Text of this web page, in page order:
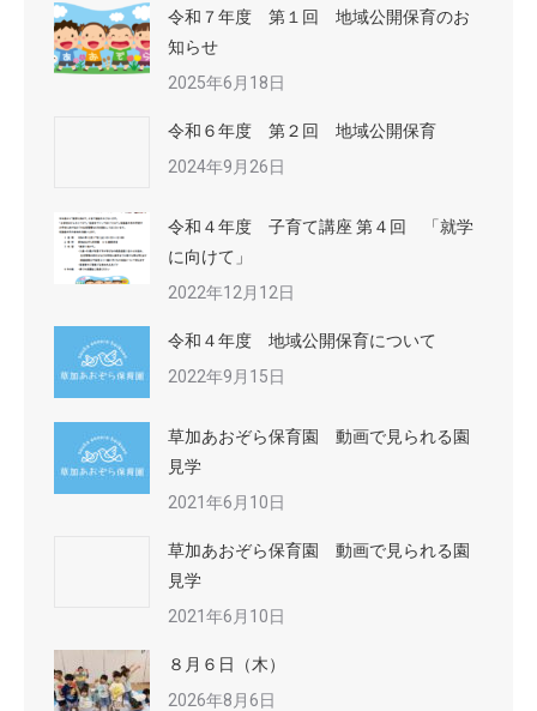
令和７年度 第１回 地域公開保育のお
知らせ
2025年6月18日
令和６年度 第２回 地域公開保育
2024年9月26日
令和４年度 子育て講座 第４回 「就学
に向けて」
2022年12月12日
令和４年度 地域公開保育について
2022年9月15日
草加あおぞら保育園 動画で見られる園
見学
2021年6月10日
草加あおぞら保育園 動画で見られる園
見学
2021年6月10日
８月６日（木）
2026年8月6日